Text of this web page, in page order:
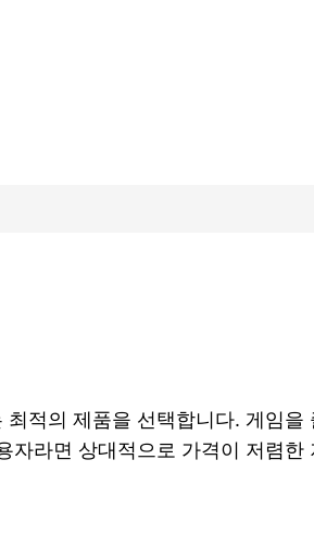
적의 제품을 선택합니다. 게임
라면 상대적으로 가격이 저렴